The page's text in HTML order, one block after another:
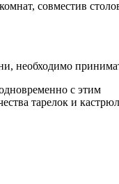
совместив
необходимо
с этим
тарелок и